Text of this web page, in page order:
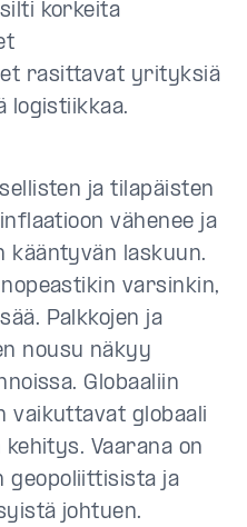
korkeita
rasittavat yrityksiä
logistiikkaa.
ja tilapäisten
vähenee ja
kääntyvän laskuun.
varsinkin,
Palkkojen ja
nousu näkyy
Globaaliin
vaikuttavat globaali
Vaarana on
geopoliittisista ja
johtuen.